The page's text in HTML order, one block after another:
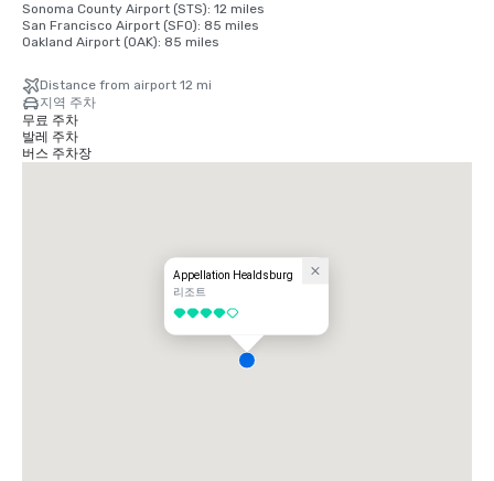
Sonoma County Airport (STS): 12 miles
San Francisco Airport (SFO): 85 miles
Oakland Airport (OAK): 85 miles
Distance from airport 12 mi
지역 주차
무료 주차
발레 주차
버스 주차장
Appellation Healdsburg
리조트
5 중 4